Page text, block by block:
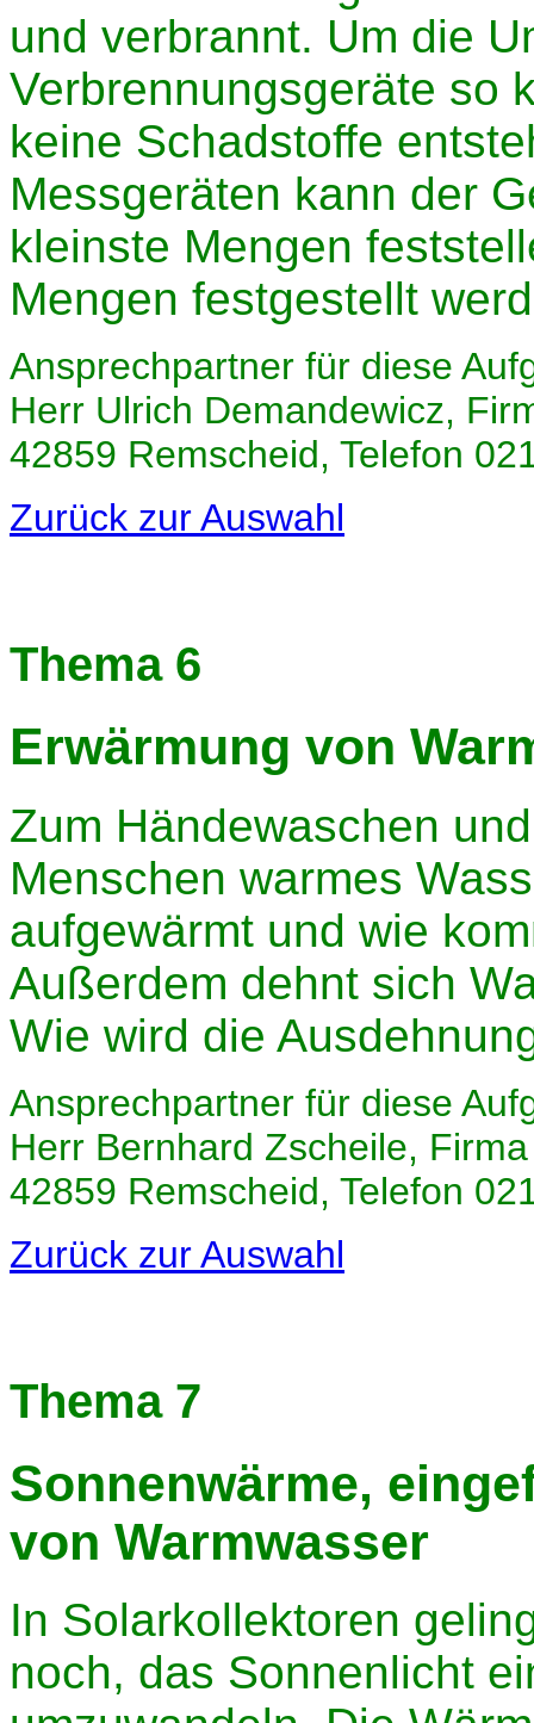
und verbrannt. Um die
Verbrennungsgeräte so
keine Schadstoffe
Messgeräten kann der
kleinste Mengen
Mengen festgestellt
Ansprechpartner für diese
Herr Ulrich Demandewicz,
42859 Remscheid, Telefon
Zurück zur Auswahl
Thema 6
Erwärmung von
Zum Händewaschen
Menschen warmes
aufgewärmt und wie
Außerdem dehnt sich
Wie wird die
Ansprechpartner für diese
Herr Bernhard Zscheile,
42859 Remscheid, Telefon
Zurück zur Auswahl
Thema 7
Sonnenwärme,
von Warmwasser
In Solarkollektoren
noch, das Sonnenlicht